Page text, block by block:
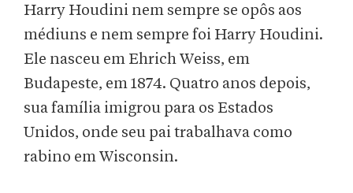
Harry Houdini nem sempre se opôs aos
médiuns e nem sempre foi Harry Houdini.
Ele nasceu em Ehrich Weiss, em
Budapeste, em 1874. Quatro anos depois,
sua família imigrou para os Estados
Unidos, onde seu pai trabalhava como
rabino em Wisconsin.